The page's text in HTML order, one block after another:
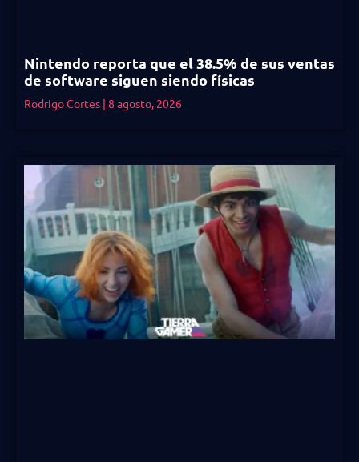
Nintendo reporta que el 38.5% de sus ventas
de software siguen siendo físicas
Rodrigo Cortes 8 agosto, 2026